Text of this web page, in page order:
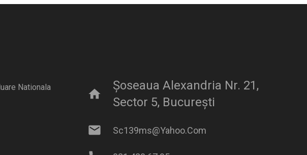
Nationala
home
Șoseaua Alexandria Nr. 21,
Sector 5, București
mail
Sc139ms@yahoo.com